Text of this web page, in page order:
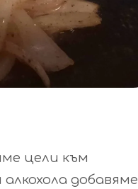
цели към
добавяме